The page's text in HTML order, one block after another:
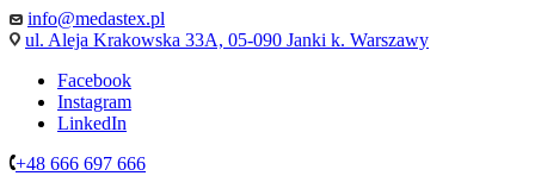
info@medastex.pl
ul. Aleja Krakowska 33A, 05-090 Janki k. Warszawy
Facebook
Instagram
LinkedIn
+48 666 697 666